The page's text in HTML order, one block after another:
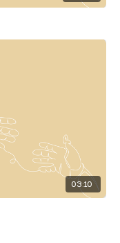
03:10